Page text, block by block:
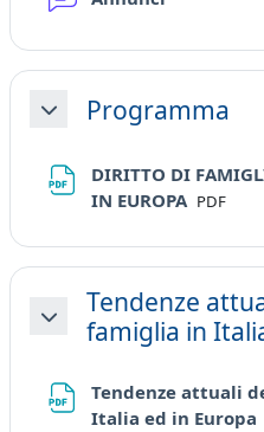
MinimizzaProgramma
DIRITTO DI
IN EUROPA File
PDF
Minimizza
Tendenze
famiglia in
Tendenze attuali
Italia ed in Europa